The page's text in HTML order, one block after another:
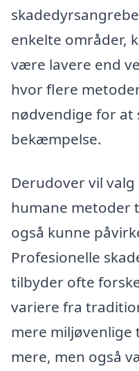
enkelte områder,
være lavere end
hvor flere
nødvendige for at
bekæmpelse.
Derudover vil
humane metoder
også kunne
Profesionelle
tilbyder ofte
variere fra
mere miljøvenlige
mere, men også